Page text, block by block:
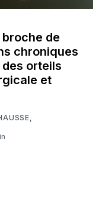
de
chroniques
orteils
et